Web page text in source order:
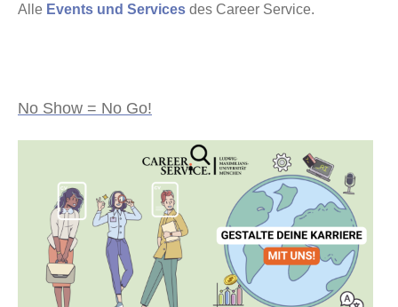
Alle Events und Services des Career Service.
No Show = No Go!